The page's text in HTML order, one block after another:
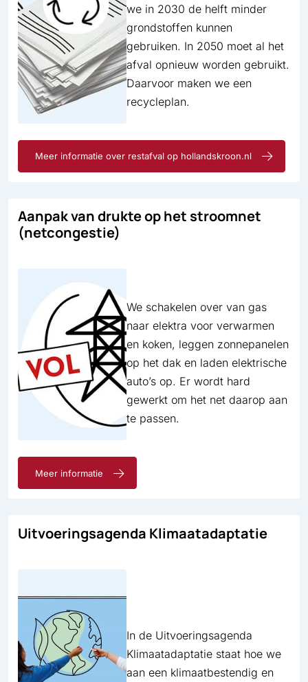
we in 2030 de helft minder
grond­stoffen kunnen
gebruiken. In 2050 moet al het
afval opnieuw worden gebruikt.
Daarvoor maken we een
recycle­plan.
Meer informatie over restafval op hollandskroon.nl
Aanpak van drukte op het stroomnet
(netcongestie)
We schakelen over van gas
naar elektra voor verwarmen
en koken, leggen zonnepanelen
op het dak en laden elektrische
auto’s op. Er wordt hard
gewerkt om het net daarop aan
te passen.
Meer informatie
Uitvoeringsagenda Klimaat­adaptatie
In de Uitvoeringsagenda
Klimaatadaptatie staat hoe we
aan een klimaatbestendig en